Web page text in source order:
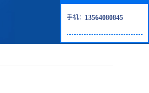
手机： 13564080845